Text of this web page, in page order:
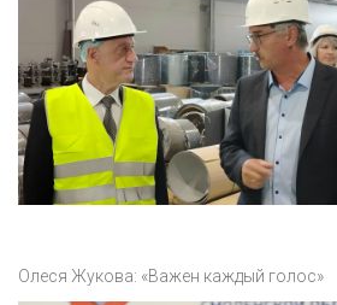
Олеся Жукова: «Важен каждый голос»